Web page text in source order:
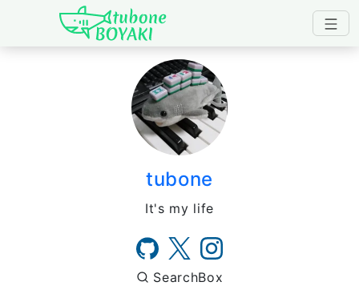
Japanese IT Developer's
tubone
It's my life
SearchBox